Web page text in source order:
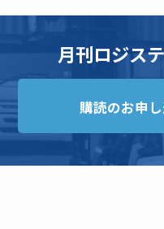
月刊ロジス
購読のお申